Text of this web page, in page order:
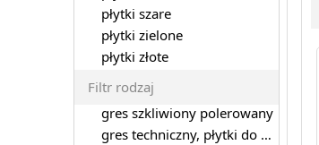
płytki szare
płytki zielone
płytki złote
Filtr rodzaj
gres szkliwiony polerowany
gres techniczny, płytki do garażu